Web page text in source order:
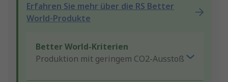
Erfahren Sie mehr über die RS Better
World-Produkte
Better World-Kriterien
Produktion mit geringem CO2-Ausstoß